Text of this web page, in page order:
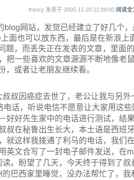
francy 发表于 2005-11-20 22:09:00 阅读全
网站，发觉已经建立了好几个
面也可以放东西，最后是在新浪上
，而丢失正在发表的文章，里面
一些喜欢的文章源源不断地像老
或者让老朋友继续看。
叔因癌症去世了，老公让我与另外
话，听说电信不愿意让大家用这
好好先生家中的电话进行测试，结
叔在秘鲁出生长大，本土语是西班
就这样我拨通了利马的电话，我们
英文合写了一封电子邮件发送，在
。盼望了几天，今天终于得到了叔
巴西家里睡觉，没办法帮忙了，我